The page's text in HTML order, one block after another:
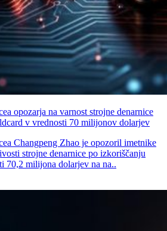
opozarja na varnost strojne denarnice
v vrednosti 70 milijonov dolarjev
Changpeng Zhao je opozoril imetnike
strojne denarnice po izkoriščanju
70,2 milijona dolarjev na na..